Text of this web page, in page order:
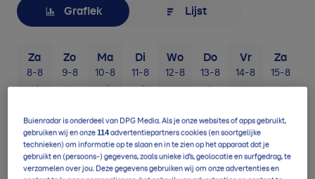
Grafiek Lijst
Za
8-8
Zo
9-8
Ma
10-8
Di
11-8
Wo
12-8
Do
13-8
Vr
14-8
Za
15-8
Buienradar is onderdeel van DPG Media. Als je onze websites of apps gebruikt,
gebruiken wij en onze114advertentiepartners cookies (en soortgelijke
technieken) om informatie op te slaan en in te zien op het apparaat dat je
gebruikt en (persoons-) gegevens, zoals unieke id’s, geolocatie en surfgedrag, te
verzamelen over jou. Deze gegevens gebruiken wij om onze advertenties en